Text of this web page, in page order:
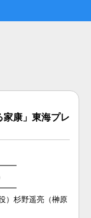
康」東海プレ
）杉野遥亮（榊原